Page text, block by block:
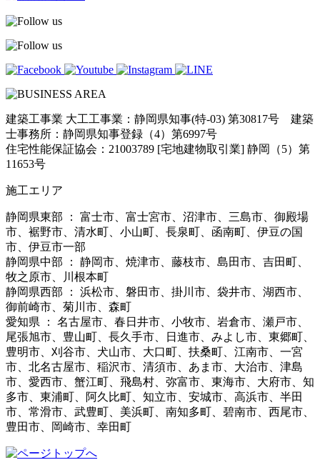
建築工事業 大工工事業：静岡県知事(特-03) 第30817号 建築
士事務所：静岡県知事登録（4）第6997号
住宅性能保証協会：21003789 [宅地建物取引業] 静岡（5）第
11653号
施工エリア
静岡県東部 ： 富士市、富士宮市、沼津市、三島市、御殿場
市、裾野市、清水町、小山町、長泉町、函南町、伊豆の国
市、伊豆市一部
静岡県中部 ： 静岡市、焼津市、藤枝市、島田市、吉田町、
牧之原市、川根本町
静岡県西部 ： 浜松市、磐田市、掛川市、袋井市、湖西市、
御前崎市、菊川市、森町
愛知県 ： 名古屋市、春日井市、小牧市、岩倉市、瀬戸市、
尾張旭市、豊山町、長久手市、日進市、みよし市、東郷町、
豊明市、刈谷市、犬山市、大口町、扶桑町、江南市、一宮
市、北名古屋市、稲沢市、清須市、あま市、大治市、津島
市、愛西市、蟹江町、飛島村、弥富市、東海市、大府市、知
多市、東浦町、阿久比町、知立市、安城市、高浜市、半田
市、常滑市、武豊町、美浜町、南知多町、碧南市、西尾市、
豊田市、岡崎市、幸田町